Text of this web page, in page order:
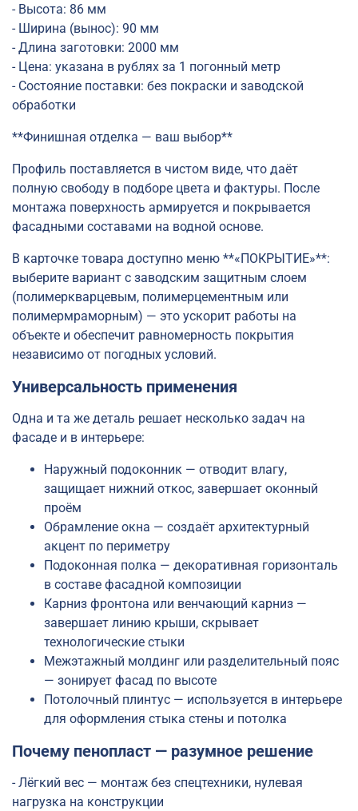
- Высота: 86 мм
- Ширина (вынос): 90 мм
- Длина заготовки: 2000 мм
- Цена: указана в рублях за 1 погонный метр
- Состояние поставки: без покраски и заводской
обработки
**Финишная отделка — ваш выбор**
Профиль поставляется в чистом виде, что даёт
полную свободу в подборе цвета и фактуры. После
монтажа поверхность армируется и покрывается
фасадными составами на водной основе.
В карточке товара доступно меню **«ПОКРЫТИЕ»**:
выберите вариант с заводским защитным слоем
(полимеркварцевым, полимерцементным или
полимермраморным) — это ускорит работы на
объекте и обеспечит равномерность покрытия
независимо от погодных условий.
Универсальность применения
Одна и та же деталь решает несколько задач на
фасаде и в интерьере:
Наружный подоконник — отводит влагу,
защищает нижний откос, завершает оконный
проём
Обрамление окна — создаёт архитектурный
акцент по периметру
Подоконная полка — декоративная горизонталь
в составе фасадной композиции
Карниз фронтона или венчающий карниз —
завершает линию крыши, скрывает
технологические стыки
Межэтажный молдинг или разделительный пояс
— зонирует фасад по высоте
Потолочный плинтус — используется в интерьере
для оформления стыка стены и потолка
Почему пенопласт — разумное решение
- Лёгкий вес — монтаж без спецтехники, нулевая
нагрузка на конструкции